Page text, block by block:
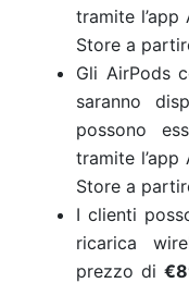
tramite
Store a
Gli AirPods
saranno
possono
tramite
Store a
I clienti
ricarica
prezzo di